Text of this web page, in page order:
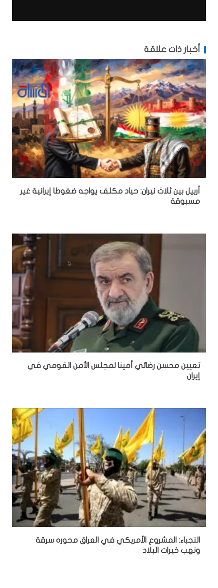
أخبار ذات علاقة
أربيل بين ثلاث نيران: حياد مكلف يواجه ضغوطا إيرانية غير
مسبوقة
تعيين محسن رضائي أمينا لمجلس الأمن القومي في
إيران
النجباء: المشروع الأمريكي في العراق محوره سرقة
ونهب خيرات البلاد